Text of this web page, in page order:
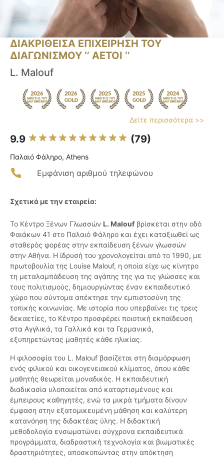
ΔΙΑΚΡΙΘΕΙΣΑ ΕΠΙΧΕΙΡΗΣΗ ΤΟΥ
ΔΙΑΓΩΝΙΣΜΟΥ ‘’ ΑΕΤΟΙ ‘’
L. Malouf
Δείτε περισσότερα >>
9.9 (79)
Παλαιό Φάληρο, Athens
Εμφάνιση αριθμού τηλεφώνου
Σχετικά με την εταιρεία:
Το Κέντρο Ξένων Γλωσσών L. Malouf βρίσκεται στην οδό
Φαιάκων 41 στο Παλαιό Φάληρο και έχει καταξιωθεί ως
σταθερός φορέας στην εκπαίδευση ξένων γλωσσών
στην Αθήνα. Η ίδρυσή του χρονολογείται από το 1990, με
πρωτοβουλία της Louise Malouf, η οποία είχε ως κίνητρο
τη μεταλαμπάδευση της αγάπης της για τις γλώσσες και
τους πολιτισμούς, δημιουργώντας έναν εκπαιδευτικό
χώρο που σύντομα απέκτησε την εμπιστοσύνη της
τοπικής κοινωνίας. Με ιστορία που υπερβαίνει τις τρεις
δεκαετίες, το Κέντρο προσφέρει ποιοτική εκπαίδευση
στα Αγγλικά, τα Γαλλικά και τα Γερμανικά,
εξυπηρετώντας μαθητές κάθε ηλικίας.
Η φιλοσοφία του L. Malouf βασίζεται στη διαμόρφωση
ενός φιλικού και οικογενειακού κλίματος, όπου κάθε
μαθητής θεωρείται μοναδικός. Η εκπαιδευτική
διαδικασία υλοποιείται από καταρτισμένους και
έμπειρους καθηγητές, ενώ τα μικρά τμήματα δίνουν
έμφαση στην εξατομικευμένη μάθηση και καλύτερη
κατανόηση της διδακτέας ύλης. Η διδακτική
μεθοδολογία ενσωματώνει σύγχρονα εκπαιδευτικά
προγράμματα, διαδραστική τεχνολογία και βιωματικές
δραστηριότητες, αποσκοπώντας στην απόκτηση